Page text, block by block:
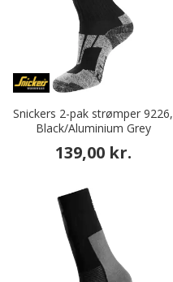
Snickers 2-pak strømper 9226,
Black/Aluminium Grey
139,00 kr.